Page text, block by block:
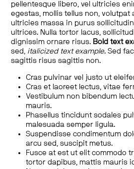
pellentesque libero, vel ultricies
egestas, mollis tellus non, volutpat
ultricies massa in purus
ultrices. Nulla tortor lacus,
dignissim ornare risus. Bold text
sed, italicized text example. Sed
sagittis risus sagittis non.
Cras pulvinar vel justo ut
Cras et laoreet lectus, vitae
Vestibulum non bibendum
mauris.
Phasellus tincidunt sodales
malesuada semper ligula.
Suspendisse condimentum
arcu sed, suscipit metus.
Fusce at est ut elit commodo
tortor dapibus, mattis mauris